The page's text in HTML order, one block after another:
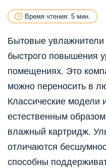
Время чтения: 5 мин.
Бытовые
быстрого повышения
помещениях. Это
можно переносить в
Классические модели
естественным
влажный картридж.
отличаются
способны